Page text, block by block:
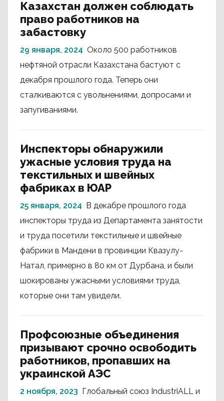
Казахстан должен соблюдать
право работников на
забастовку
29 января, 2024 Около 500 работников
нефтяной отрасли Казахстана бастуют с
декабря прошлого года. Теперь они
сталкиваются с увольнениями, допросами и
запугиваниями.
Инспекторы обнаружили
ужасные условия труда на
текстильных и швейных
фабриках в ЮАР
25 января, 2024 В декабре прошлого года
инспекторы труда из Департамента занятости
и труда посетили текстильные и швейные
фабрики в Мандени в провинции Квазулу-
Натал, примерно в 80 км от Дурбана, и были
шокированы ужасными условиями труда,
которые они там увидели.
Профсоюзные объединения
призывают срочно освободить
работников, пропавших на
украинской АЭС
2 ноября, 2023 Глобальный союз IndustriALL и